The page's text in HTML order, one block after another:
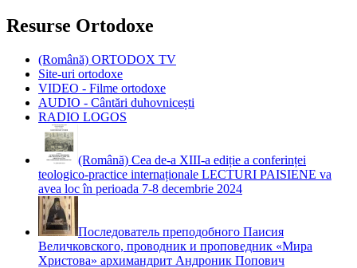
Resurse Ortodoxe
(Română) ORTODOX TV
Site-uri ortodoxe
VIDEO - Filme ortodoxe
AUDIO - Cântări duhovnicești
RADIO LOGOS
(Română) Cea de-a XIII-a ediție a conferinței
teologico-practice internaționale LECTURI PAISIENE va
avea loc în perioada 7-8 decembrie 2024
Последователь преподобного Паисия
Величковского, проводник и проповедник «Мира
Христова» архимандрит Андроник Попович